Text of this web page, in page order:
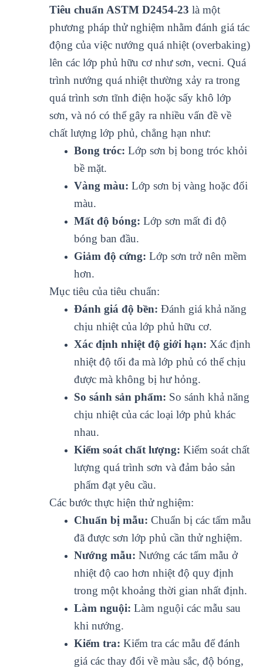
Tiêu chuẩn ASTM D2454-23 là một
phương pháp thử nghiệm nhằm đánh giá tác
động của việc nướng quá nhiệt (overbaking)
lên các lớp phủ hữu cơ như sơn, vecni. Quá
trình nướng quá nhiệt thường xảy ra trong
quá trình sơn tĩnh điện hoặc sấy khô lớp
sơn, và nó có thể gây ra nhiều vấn đề về
chất lượng lớp phủ, chẳng hạn như:
Bong tróc: Lớp sơn bị bong tróc khỏi
bề mặt.
Vàng màu: Lớp sơn bị vàng hoặc đổi
màu.
Mất độ bóng: Lớp sơn mất đi độ
bóng ban đầu.
Giảm độ cứng: Lớp sơn trở nên mềm
hơn.
Mục tiêu của tiêu chuẩn:
Đánh giá độ bền: Đánh giá khả năng
chịu nhiệt của lớp phủ hữu cơ.
Xác định nhiệt độ giới hạn: Xác định
nhiệt độ tối đa mà lớp phủ có thể chịu
được mà không bị hư hỏng.
So sánh sản phẩm: So sánh khả năng
chịu nhiệt của các loại lớp phủ khác
nhau.
Kiểm soát chất lượng: Kiểm soát chất
lượng quá trình sơn và đảm bảo sản
phẩm đạt yêu cầu.
Các bước thực hiện thử nghiệm:
Chuẩn bị mẫu: Chuẩn bị các tấm mẫu
đã được sơn lớp phủ cần thử nghiệm.
Nướng mẫu: Nướng các tấm mẫu ở
nhiệt độ cao hơn nhiệt độ quy định
trong một khoảng thời gian nhất định.
Làm nguội: Làm nguội các mẫu sau
khi nướng.
Kiểm tra: Kiểm tra các mẫu để đánh
giá các thay đổi về màu sắc, độ bóng,